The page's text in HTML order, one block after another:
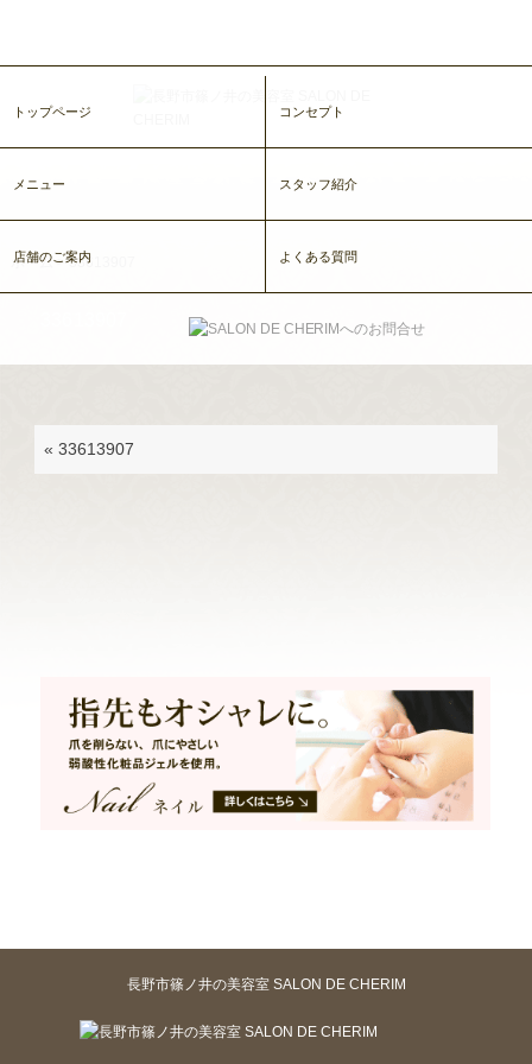
トップページ コンセプト
メニュー スタッフ紹介
店舗のご案内 よくある質問
ホーム>33613907
«33613907
長野市篠ノ井の美容室 SALON DE CHERIM